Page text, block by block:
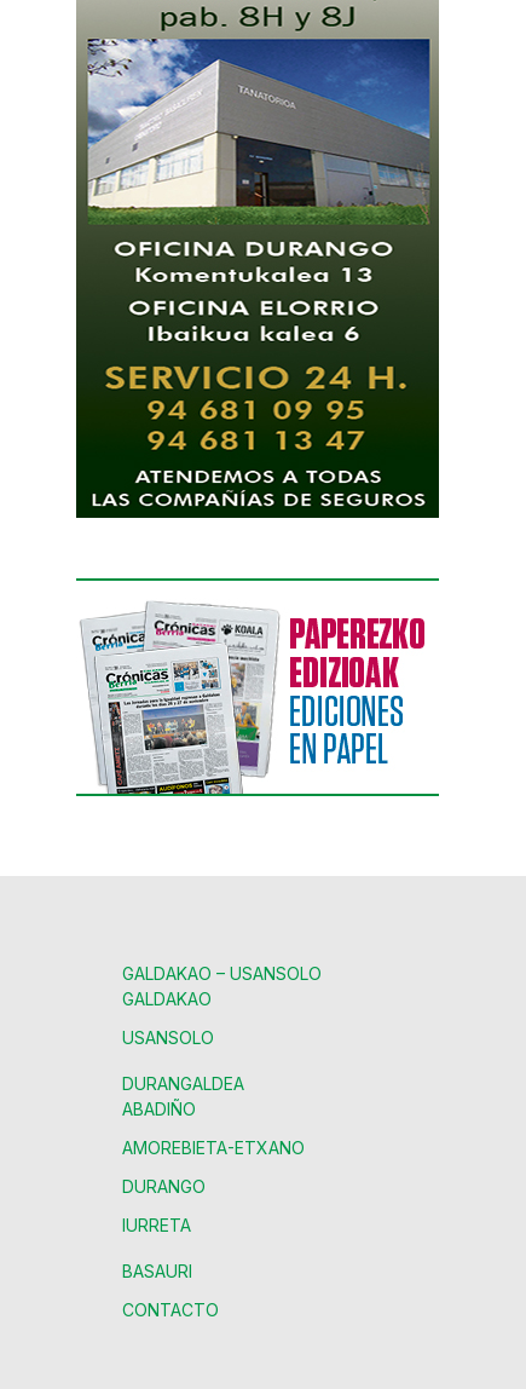
GALDAKAO – USANSOLO
GALDAKAO
USANSOLO
DURANGALDEA
ABADIÑO
AMOREBIETA-ETXANO
DURANGO
IURRETA
BASAURI
CONTACTO